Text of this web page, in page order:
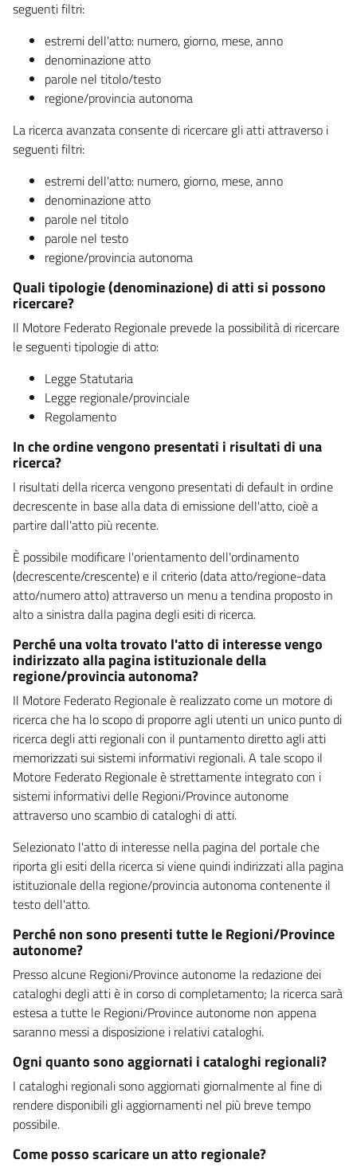
seguenti filtri:
estremi dell'atto: numero, giorno, mese, anno
denominazione atto
parole nel titolo/testo
regione/provincia autonoma
La ricerca avanzata consente di ricercare gli atti attraverso i
seguenti filtri:
estremi dell'atto: numero, giorno, mese, anno
denominazione atto
parole nel titolo
parole nel testo
regione/provincia autonoma
Quali tipologie (denominazione) di atti si possono
ricercare?
Il Motore Federato Regionale prevede la possibilità di ricercare
le seguenti tipologie di atto:
Legge Statutaria
Legge regionale/provinciale
Regolamento
In che ordine vengono presentati i risultati di una
ricerca?
I risultati della ricerca vengono presentati di default in ordine
decrescente in base alla data di emissione dell'atto, cioè a
partire dall'atto più recente.
È possibile modificare l'orientamento dell'ordinamento
(decrescente/crescente) e il criterio (data atto/regione-data
atto/numero atto) attraverso un menu a tendina proposto in
alto a sinistra dalla pagina degli esiti di ricerca.
Perché una volta trovato l'atto di interesse vengo
indirizzato alla pagina istituzionale della
regione/provincia autonoma?
Il Motore Federato Regionale è realizzato come un motore di
ricerca che ha lo scopo di proporre agli utenti un unico punto di
ricerca degli atti regionali con il puntamento diretto agli atti
memorizzati sui sistemi informativi regionali. A tale scopo il
Motore Federato Regionale è strettamente integrato con i
sistemi informativi delle Regioni/Province autonome
attraverso uno scambio di cataloghi di atti.
Selezionato l'atto di interesse nella pagina del portale che
riporta gli esiti della ricerca si viene quindi indirizzati alla pagina
istituzionale della regione/provincia autonoma contenente il
testo dell'atto.
Perché non sono presenti tutte le Regioni/Province
autonome?
Presso alcune Regioni/Province autonome la redazione dei
cataloghi degli atti è in corso di completamento; la ricerca sarà
estesa a tutte le Regioni/Province autonome non appena
saranno messi a disposizione i relativi cataloghi.
Ogni quanto sono aggiornati i cataloghi regionali?
I cataloghi regionali sono aggiornati giornalmente al fine di
rendere disponibili gli aggiornamenti nel più breve tempo
possibile.
Come posso scaricare un atto regionale?